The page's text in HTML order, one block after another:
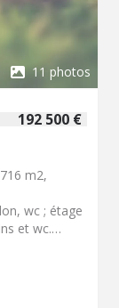
11 photos
192 500 €
m2,
wc ; étage
et wc.